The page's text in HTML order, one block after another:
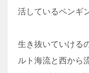
活しているペンギ
生き抜いていける
ルト海流と西から